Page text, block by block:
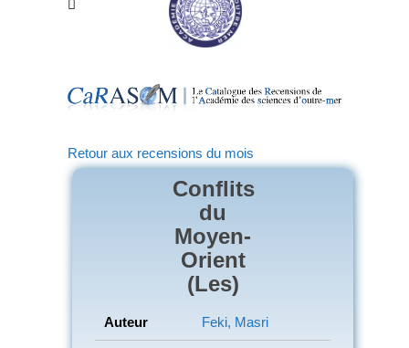
Retour aux recensions du mois
Conflits
du
Moyen-
Orient
(Les)
Auteur Feki, Masri